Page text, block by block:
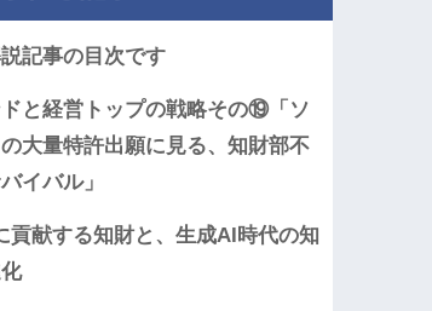
記事の目次です
と経営トップの戦略その⑲「ソ
大量特許出願に見る、知財部不
イバル」
貢献する知財と、生成AI時代の知